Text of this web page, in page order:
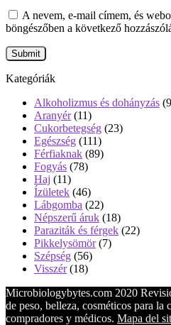
A nevem, e-mail címem, és
böngészőben a következő
Kategóriák
Alkoholizmus és dohányzás
Aranyér(11)
Cukorbetegség (23)
Egészség (111)
Férfiaknak (89)
Fogyás (78)
Haj (11)
Ízületek (46)
Lábgomba (22)
Népszerű áruk (18)
Paraziták és férgek (22)
Pikkelysömör(7)
Szépség (56)
Visszér(18)
Microbiologybytes.com 2020
de peso, belleza, cosméticos para la
compradores y médicos. Mapa del